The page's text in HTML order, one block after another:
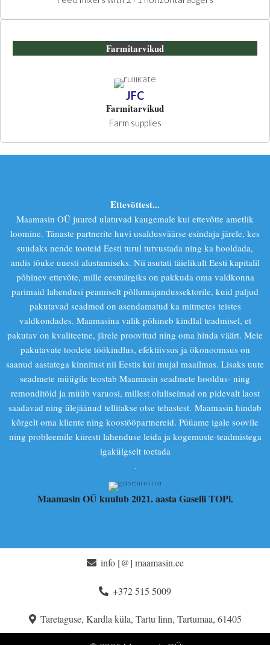
Farmitarvikud
JFC
Farmitarvikud
Farm supplies
Ettevõttest...
Maamasin OÜ juured ulatuvad kaugemale kui ettevõtte ametlik
loomine. Tänaste partnerite huvi usaldusväärse esindaja järele, kes
suudaks nende tooteid Eesti turul tutvustada ning ka hooldada,
andis tõuke uuesti alustamiseks. Nii asutati täielikult Eesti kapitalil
põhinev ettevõte, mille eesmärgiks on pakkuda oma valdkonna
parimaid lahendusi peamiselt põllumajandussektorile, kuid paljud
pakutavad seadmed on asendamatud ka mitmetes teistes
valdkondades. Maamasina valik põhineb kindlal teadmisel, et
pakutav on kvaliteetne, järele proovitud ning oma hinda väärt. Meie
pakutavate toodete töökindlus, efektiivsus ja ökonoomsus on
saanud aastatega kinnitust nii Eestis kui mujal maailmas. Lisaks uute
seadmete müügile teostab Maamasin seadmete hooldus- ning
remonditöid ja müüb varuosi, millest oluliseimad on pidevalt laost
saadavad ning ülejäänud tellitakse otse tehastest. Maamasin hindab
kõrgelt oma kliente ning koostööpartnereid. Püüame igale soovile
ning probleemile kiiresti lahenduse leida ja kogemuste-teadmistega
igakülgselt toetada
.
Maamasin OÜ kuulub 2021. aasta Gaselli TOPi.
info [@] maamasin.ee
+372 515 5009
Taretaguse, Kardla küla, Tartu linn, Tartumaa, 61405